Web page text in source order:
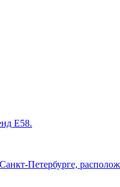
Е58.
Петербурге,